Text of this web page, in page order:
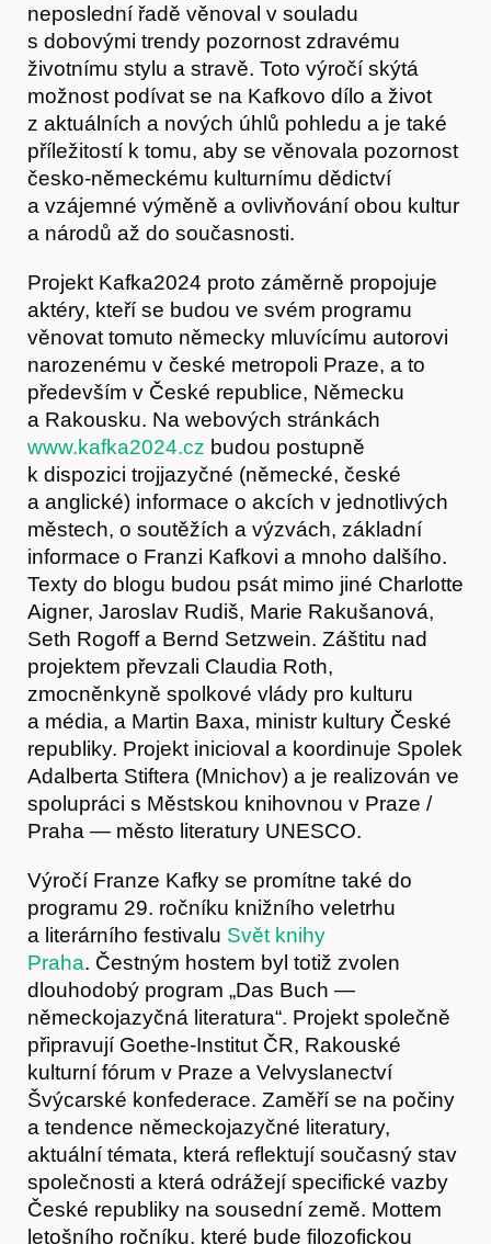
Obchod
Kontakt
Předplatné
neposlední řadě věnoval v souladu
s dobovými trendy pozornost zdravému
životnímu stylu a stravě. Toto výročí skýtá
možnost podívat se na Kafkovo dílo a život
z aktuálních a nových úhlů pohledu a je také
příležitostí k tomu, aby se věnovala pozornost
česko-německému kulturnímu dědictví
a vzájemné výměně a ovlivňování obou kultur
a národů až do současnosti.
Projekt Kafka2024 proto záměrně propojuje
aktéry, kteří se budou ve svém programu
věnovat tomuto německy mluvícímu autorovi
narozenému v české metropoli Praze, a to
především v České republice, Německu
a Rakousku. Na webových stránkách
www.kafka2024.cz budou postupně
k dispozici trojjazyčné (německé, české
a anglické) informace o akcích v jednotlivých
městech, o soutěžích a výzvách, základní
informace o Franzi Kafkovi a mnoho dalšího.
Texty do blogu budou psát mimo jiné Charlotte
Aigner, Jaroslav Rudiš, Marie Rakušanová,
Seth Rogoff a Bernd Setzwein. Záštitu nad
projektem převzali Claudia Roth,
zmocněnkyně spolkové vlády pro kulturu
a média, a Martin Baxa, ministr kultury České
republiky. Projekt inicioval a koordinuje Spolek
Adalberta Stiftera (Mnichov) a je realizován ve
spolupráci s Městskou knihovnou v Praze /
Praha — město literatury UNESCO.
Výročí Franze Kafky se promítne také do
programu 29. ročníku knižního veletrhu
a literárního festivalu Svět knihy
Praha. Čestným hostem byl totiž zvolen
dlouhodobý program „Das Buch —
německojazyčná literatura“. Projekt společně
připravují Goethe-Institut ČR, Rakouské
kulturní fórum v Praze a Velvyslanectví
Švýcarské konfederace. Zaměří se na počiny
a tendence německojazyčné literatury,
aktuální témata, která reflektují současný stav
společnosti a která odrážejí specifické vazby
České republiky na sousední země. Mottem
letošního ročníku, které bude filozofickou